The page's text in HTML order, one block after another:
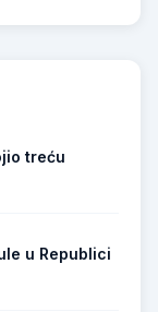
treću
u Republici